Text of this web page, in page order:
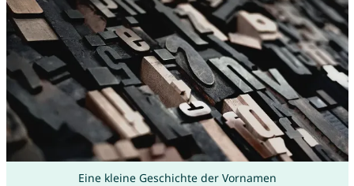
Eine kleine Geschichte der Vornamen